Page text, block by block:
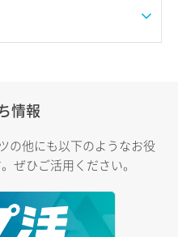
情報
の他にも以下のようなお役
ぜひご活用ください。